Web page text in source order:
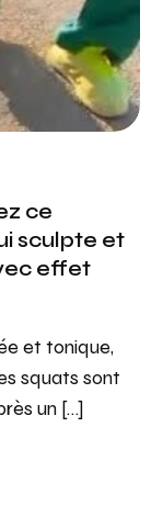
ce
sculpte et
effet
et tonique,
squats sont
un […]